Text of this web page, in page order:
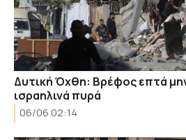
Δυτική Όχθη: Βρέφος επτά
ισραηλινά πυρά
06/06 02:14